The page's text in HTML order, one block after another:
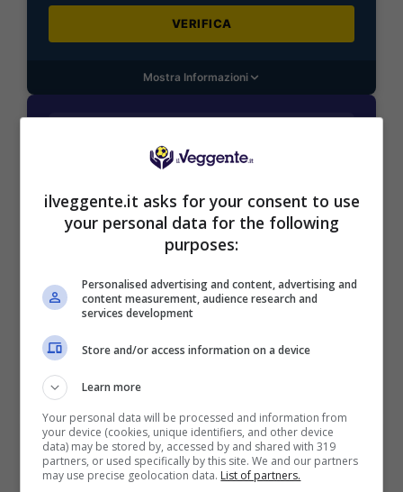
VERIFICA
Mostra Informazioni
Fino a 2050€ bonus scommesse e sport
Per i nuovi utenti della piattaforma: 100% fino a 50€ in
Bonus Scommesse + 100% fino a 2000€ in Bonus
2050€
VERIFICA
SNAI
ilveggente.it asks for your consent to use
your personal data for the following
purposes:
Personalised advertising and content, advertising and
content measurement, audience research and
services development
Store and/or access information on a device
Learn more
Your personal data will be processed and information from
your device (cookies, unique identifiers, and other device
data) may be stored by, accessed by and shared with 319
partners, or used specifically by this site. We and our partners
may use precise geolocation data. List of partners.